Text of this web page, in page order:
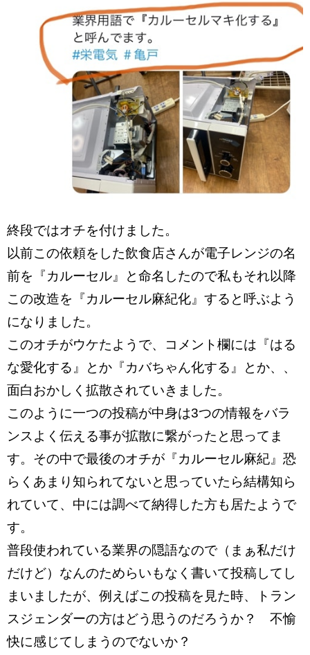
終段ではオチを付けました。
以前この依頼をした飲食店さんが電子レンジの名
前を『カルーセル』と命名したので私もそれ以降
この改造を『カルーセル麻紀化』すると呼ぶよう
になりました。
このオチがウケたようで、コメント欄には『はる
な愛化する』とか『カバちゃん化する』とか、、
面白おかしく拡散されていきました。
このように一つの投稿が中身は3つの情報をバラ
ンスよく伝える事が拡散に繋がったと思ってま
す。その中で最後のオチが『カルーセル麻紀』恐
らくあまり知られてないと思っていたら結構知ら
れていて、中には調べて納得した方も居たようで
す。
普段使われている業界の隠語なので（まぁ私だけ
だけど）なんのためらいもなく書いて投稿してし
まいましたが、例えばこの投稿を見た時、トラン
スジェンダーの方はどう思うのだろうか？ 不愉
快に感じてしまうのでないか？